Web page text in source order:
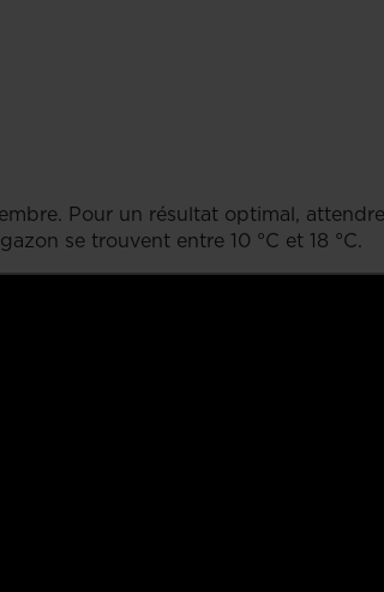
Pour un résultat optimal,
se trouvent entre 10 °C et 18 °C.